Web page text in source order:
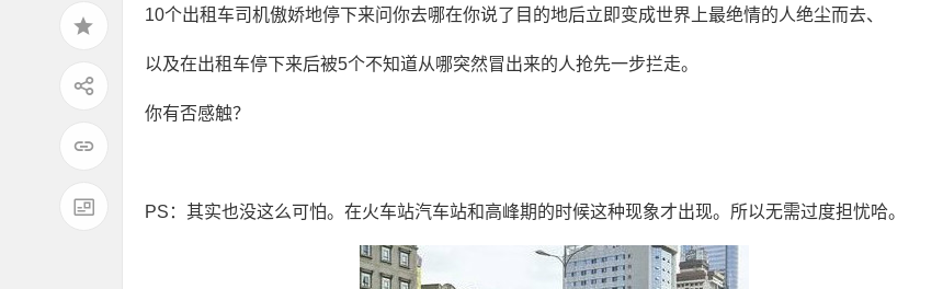
10个出租车司机傲娇地停下来问你去哪在你说了目的地后立即变成世界上最绝情的人绝尘而去、
以及在出租车停下来后被5个不知道从哪突然冒出来的人抢先一步拦走。
你有否感触？
PS：其实也没这么可怕。在火车站汽车站和高峰期的时候这种现象才出现。所以无需过度担忧哈。